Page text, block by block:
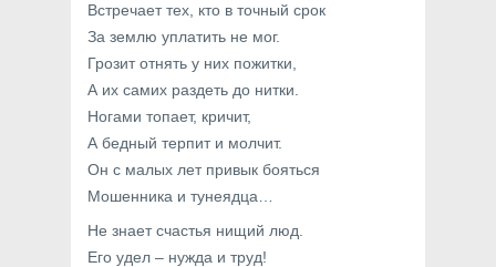
Встречает тех, кто в точный срок
За землю уплатить не мог.
Грозит отнять у них пожитки,
А их самих раздеть до нитки.
Ногами топает, кричит,
А бедный терпит и молчит.
Он с малых лет привык бояться
Мошенника и тунеядца…
Не знает счастья нищий люд.
Его удел – нужда и труд!